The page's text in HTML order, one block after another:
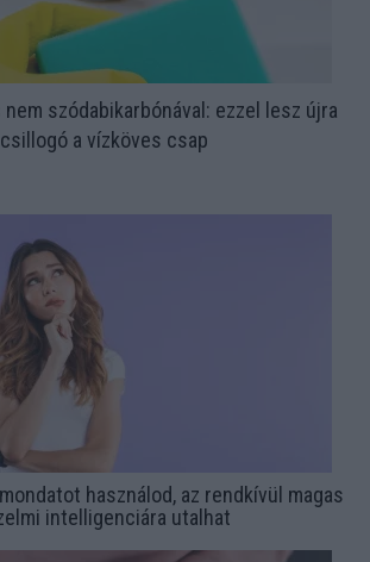
szódabikarbónával: ezzel lesz újra
csillogó a vízköves csap
használod, az rendkívül magas
intelligenciára utalhat